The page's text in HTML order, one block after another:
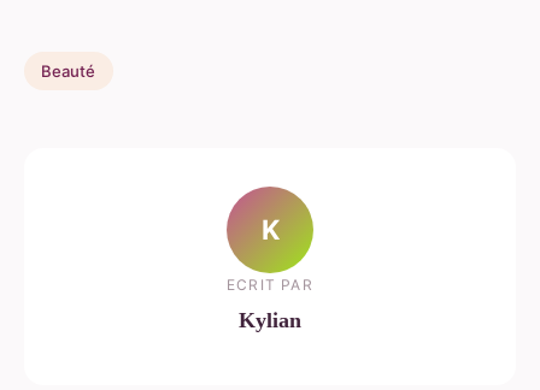
Beauté
K
ECRIT PAR
Kylian